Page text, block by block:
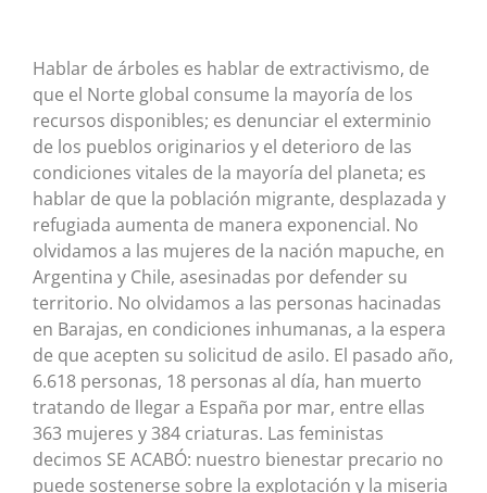
Hablar de árboles es hablar de extractivismo, de
que el Norte global consume la mayoría de los
recursos disponibles; es denunciar el exterminio
de los pueblos originarios y el deterioro de las
condiciones vitales de la mayoría del planeta; es
hablar de que la población migrante, desplazada y
refugiada aumenta de manera exponencial. No
olvidamos a las mujeres de la nación mapuche, en
Argentina y Chile, asesinadas por defender su
territorio. No olvidamos a las personas hacinadas
en Barajas, en condiciones inhumanas, a la espera
de que acepten su solicitud de asilo. El pasado año,
6.618 personas, 18 personas al día, han muerto
tratando de llegar a España por mar, entre ellas
363 mujeres y 384 criaturas. Las feministas
decimos SE ACABÓ: nuestro bienestar precario no
puede sostenerse sobre la explotación y la miseria